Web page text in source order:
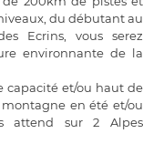
du débutant au
Ecrins, vous serez
environnante de la
capacité et/ou haut de
en été et/ou
attend sur 2 Alpes